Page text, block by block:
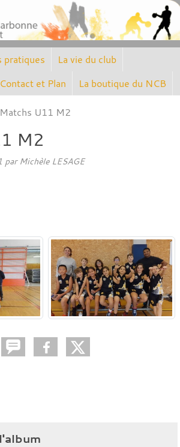
pratiques
La vie du club
Contact et Plan La boutique du NCB
Matchs U11 M2
M2
par Michèle LESAGE
cookies